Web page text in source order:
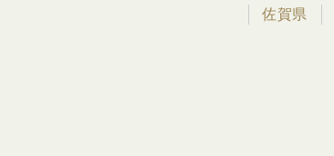
佐賀県